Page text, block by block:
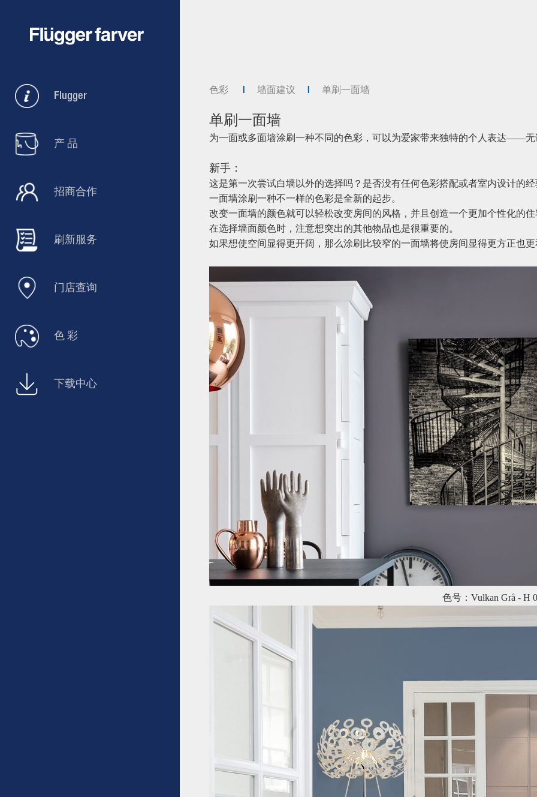
Flugger
产 品
招商合作
刷新服务
门店查询
色 彩
下载中心
色彩 墙面建议 单刷一面墙
单刷一面墙
为一面或多面墙涂刷一种不同的色彩，可以为爱家带来独特的个人表达——
新手：
这是第一次尝试白墙以外的选择吗？是否没有任何色彩搭配或者室内设计的
一面墙涂刷一种不一样的色彩是全新的起步。
改变一面墙的颜色就可以轻松改变房间的风格，并且创造一个更加个性化的
在选择墙面颜色时，注意想突出的其他物品也是很重要的。
如果想使空间显得更开阔，那么涂刷比较窄的一面墙将使房间显得更方正也
色号：Vulkan Grå - H